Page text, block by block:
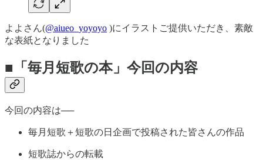
よよさん(@aiueo_yoyoyo )にイラストご提供いただき、素敵
な表紙となりました
■「毎月短歌の本」今回の内容
今回の内容は──
毎月短歌＋短歌の日企画で投稿された皆さんの作品
短歌誌からの転載